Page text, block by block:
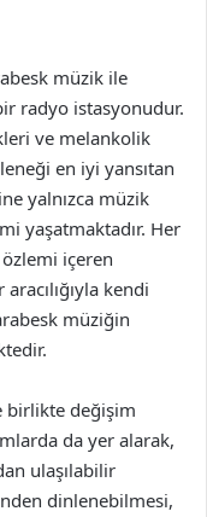
müzik ile
radyo istasyonudur.
ve melankolik
en iyi yansıtan
yalnızca müzik
yaşatmaktadır. Her
özlemi içeren
kendi
müziğin
birlikte değişim
da yer alarak,
ulaşılabilir
dinlenebilmesi,